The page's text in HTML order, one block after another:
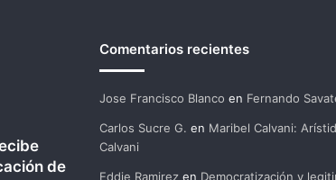
de
Comentarios recientes
Jose Francisco Blanco en Fernando
Carlos Sucre G. en Maribel Calvani:
Calvani
Eddie Ramirezen Democratización y